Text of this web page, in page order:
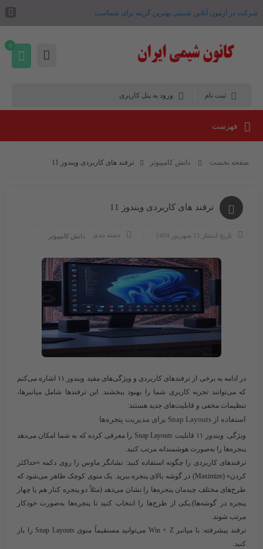
شرکت در آزمون آنلاین شیمی بهترین گزینه برای شماست .
ثبت نام ورود به پنل کاربری
0
فهرست
صفحه نخست دانش کامپیوتر ترفند های کاربردی ویندوز 11
ترفند های کاربردی ویندوز 11
تاریخ انتشار 11 شهریور 1404 دسته بندی دانش کامپیوتر
در ادامه به برخی از ترفندهای کاربردی و ویژگی‌های مفید ویندوز ۱۱ اشاره می‌کنم
که می‌توانند تجربه کاربری شما را بهبود ببخشند. این ترفندها شامل میانبرها،
تنظیمات مخفی و قابلیت‌های جدید هستند:
استفاده از Snap Layouts برای مدیریت پنجره‌ها
ویژگی:
ویندوز ۱۱ قابلیت Snap Layouts را معرفی کرده که به شما امکان می‌دهد
پنجره‌ها را به‌صورت هوشمندانه مرتب کنید.
ترفندهای کاربردی را چگونه استفاده کنید: نشانگر ماوس را روی دکمه «حداکثر
کردن» (Maximize) در گوشه بالای پنجره ببرید. یک منوی کوچک ظاهر می‌شود که
طرح‌های مختلف چیدمان پنجره‌ها را نشان می‌دهد (مثلاً دو پنجره کنار هم یا چهار
پنجره در گوشه‌ها).یکی از طرح‌ها را انتخاب کنید تا پنجره‌ها به‌صورت خودکار
مرتب شوند.
ترفند پیشرفته:
با میانبر Win + Z می‌توانید مستقیماً منوی Snap Layouts را باز
کنید.